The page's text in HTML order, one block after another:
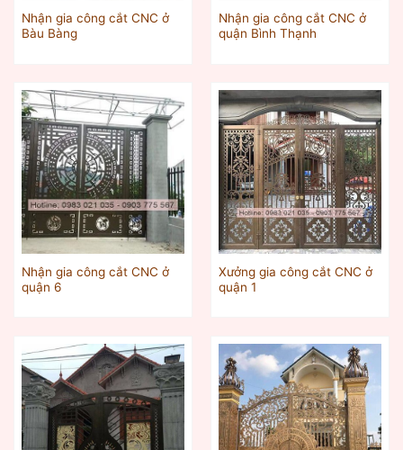
Nhận gia công cắt CNC ở
Bàu Bàng
Nhận gia công cắt CNC ở
quận Bình Thạnh
Nhận gia công cắt CNC ở
quận 6
Xưởng gia công cắt CNC ở
quận 1